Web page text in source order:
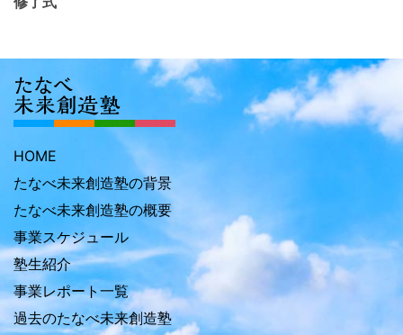
HOME
たなべ未来創造塾の背景
たなべ未来創造塾の概要
事業スケジュール
塾生紹介
事業レポート一覧
過去のたなべ未来創造塾